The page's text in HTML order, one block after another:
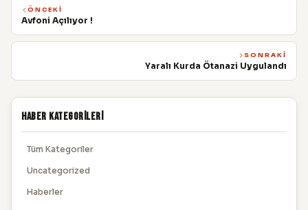
ÖNCEKI
Avfoni Açılıyor !
SONRAKI
Yaralı Kurda Ötanazi Uygulandı
Haber Kategorileri
Tüm Kategoriler
Uncategorized
Haberler